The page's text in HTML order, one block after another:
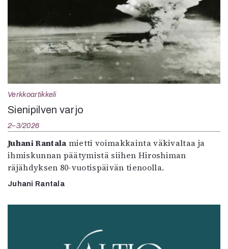
Verkkoartikkeli
Sienipilven varjo
2–3/2026
Juhani Rantala mietti voimakkainta väkivaltaa ja
ihmiskunnan päätymistä siihen Hiroshiman
räjähdyksen 80-vuotispäivän tienoolla.
Juhani Rantala